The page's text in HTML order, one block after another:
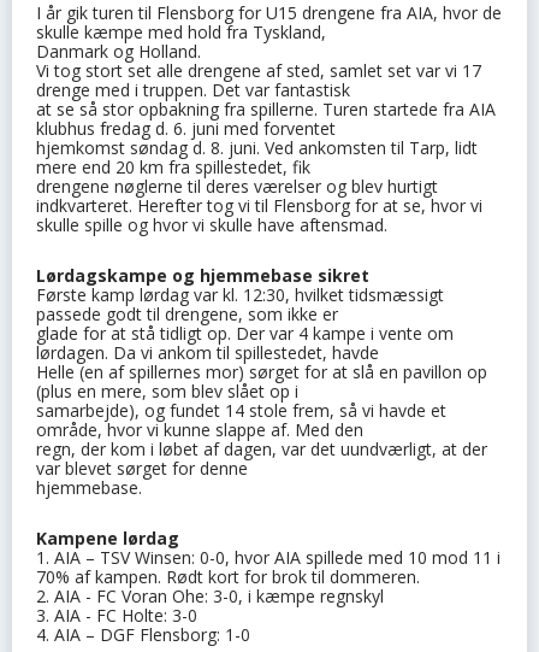
I år gik turen til Flensborg for U15 drengene fra AIA, hvor de
skulle kæmpe med hold fra Tyskland,
Danmark og Holland.
Vi tog stort set alle drengene af sted, samlet set var vi 17
drenge med i truppen. Det var fantastisk
at se så stor opbakning fra spillerne. Turen startede fra AIA
klubhus fredag d. 6. juni med forventet
hjemkomst søndag d. 8. juni. Ved ankomsten til Tarp, lidt
mere end 20 km fra spillestedet, fik
drengene nøglerne til deres værelser og blev hurtigt
indkvarteret. Herefter tog vi til Flensborg for at se, hvor vi
skulle spille og hvor vi skulle have aftensmad.
Lørdagskampe og hjemmebase sikret
Første kamp lørdag var kl. 12:30, hvilket tidsmæssigt
passede godt til drengene, som ikke er
glade for at stå tidligt op. Der var 4 kampe i vente om
lørdagen. Da vi ankom til spillestedet, havde
Helle (en af spillernes mor) sørget for at slå en pavillon op
(plus en mere, som blev slået op i
samarbejde), og fundet 14 stole frem, så vi havde et
område, hvor vi kunne slappe af. Med den
regn, der kom i løbet af dagen, var det uundværligt, at der
var blevet sørget for denne
hjemmebase.
Kampene lørdag
1. AIA – TSV Winsen: 0-0, hvor AIA spillede med 10 mod 11 i
70% af kampen. Rødt kort for brok til dommeren.
2. AIA - FC Voran Ohe: 3-0, i kæmpe regnskyl
3. AIA - FC Holte: 3-0
4. AIA – DGF Flensborg: 1-0